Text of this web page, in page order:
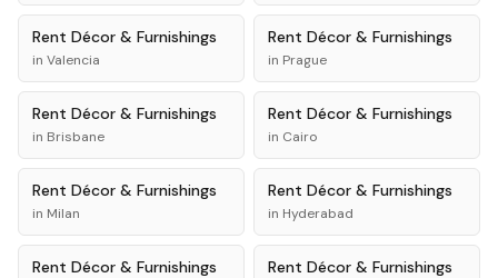
Rent Décor & Furnishings
in Valencia
Rent Décor & Furnishings
in Prague
Rent Décor & Furnishings
in Brisbane
Rent Décor & Furnishings
in Cairo
Rent Décor & Furnishings
in Milan
Rent Décor & Furnishings
in Hyderabad
Rent Décor & Furnishings Rent Décor & Furnishings